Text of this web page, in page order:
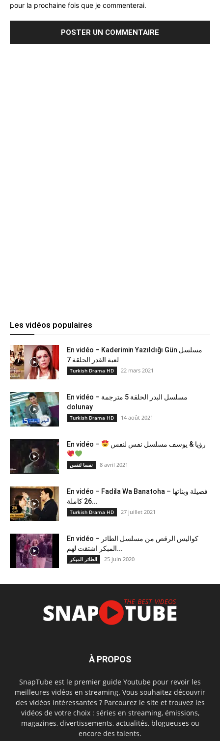
pour la prochaine fois que je commenterai.
Les vidéos populaires
En vidéo – Kaderimin Yazıldığı Gün مسلسل
لعبة القدر الحلقة 7
Turkish Drama HD 22 mars 2021
En vidéo – مسلسل البدر الحلقة 5 مترجمة
dolunay
Turkish Drama HD 14 août 2021
En vidéo – رؤيا & يوسف مسلسل نفس لنفس
نفسا لنفس 8 avril 2021
En vidéo – Fadila Wa Banatoha – فضيلة وبناتها
26 كاملة...
Turkish Drama HD 27 juillet 2021
En vidéo – كواليس الرقص من مسلسل الطائر
المبكر اشتقت لهم...
الطائر المبكر 25 juin 2020
À PROPOS
SnapTube est le premier guide Youtube pour revoir les
meilleures vidéos en streaming. Vous souhaitez découvrir
des vidéos intéressantes ? Parcourez le site et trouvez les
vidéos de votre choix : séries en streaming, émissions,
magazines, divertissements, actualités, blogueuses ou
encore des talents.